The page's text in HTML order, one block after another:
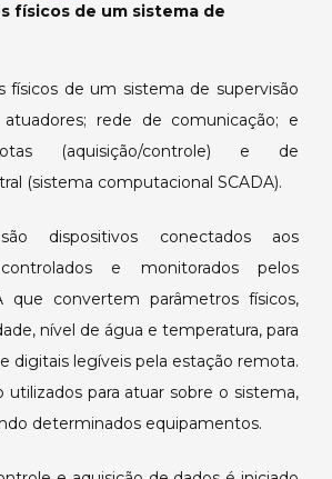
físicos de um sistema de
físicos de um sistema de supervisão
rede de comunicação; e
(aquisição/controle) e de
(sistema computacional SCADA).
dispositivos conectados aos
e monitorados pelos
que convertem parâmetros físicos,
nível de água e temperatura, para
digitais legíveis pela estação remota.
utilizados para atuar sobre o sistema,
determinados equipamentos.